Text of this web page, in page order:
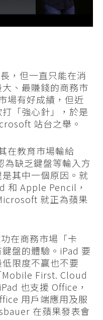
，但一直只能在消
、最賺錢的商務市
場有好成績，但近
「強心針」，於是
站台之舉。
在教育市場輸給
缺乏鍵盤等輸入方
其中一個原因。就
和 Apple Pencil，
就正為蘋果
在商務市場「卡
盤的體驗。iPad 要
限度不贏也不要
First. Cloud
也支援 Office，
用戶端應用及服
在蘋果發表會